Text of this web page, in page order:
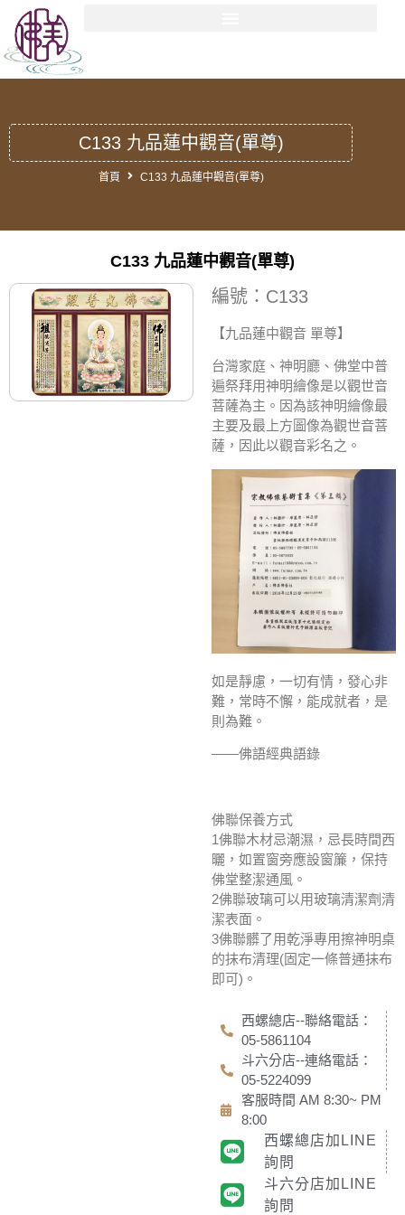
C133 九品蓮中觀音(單尊)
首頁 C133 九品蓮中觀音(單尊)
C133 九品蓮中觀音(單尊)
編號：C133
【九品蓮中觀音 單尊】
台灣家庭、神明廳、佛堂中普
遍祭拜用神明繪像是以觀世音
菩薩為主。因為該神明繪像最
主要及最上方圖像為觀世音菩
薩，因此以觀音彩名之。
如是靜慮，一切有情，發心非
難，常時不懈，能成就者，是
則為難。
——佛語經典語錄
佛聯保養方式
1佛聯木材忌潮濕，忌長時間西
曬，如置窗旁應設窗簾，保持
佛堂整潔通風。
2佛聯玻璃可以用玻璃清潔劑清
潔表面。
3佛聯髒了用乾淨專用擦神明桌
的抹布清理(固定一條普通抹布
即可)。
西螺總店--聯絡電話：
05-5861104
斗六分店--連絡電話：
05-5224099
客服時間 AM 8:30~ PM
8:00
西螺總店加LINE
詢問
斗六分店加LINE
詢問